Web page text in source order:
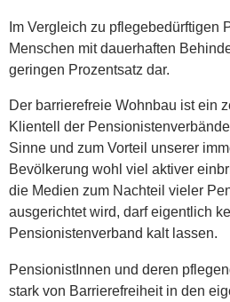
Im Vergleich zu pflegebedürftigen
Menschen mit dauerhaften
geringen Prozentsatz dar.
Der barrierefreie Wohnbau ist ein
Klientell der
Sinne und zum Vorteil unserer
Bevölkerung wohl viel aktiver
die Medien zum Nachteil vieler
ausgerichtet wird, darf eigentlich
Pensionistenverband kalt lassen.
PensionistInnen und deren
stark von Barrierefreiheit in den